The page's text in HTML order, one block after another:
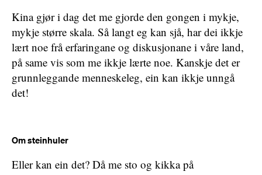
Kina gjør i dag det me gjorde den gongen i mykje,
mykje større skala. Så langt eg kan sjå, har dei ikkje
lært noe frå erfaringane og diskusjonane i våre land,
på same vis som me ikkje lærte noe. Kanskje det er
grunnleggande menneskeleg, ein kan ikkje unngå
det!
Om steinhuler
Eller kan ein det? Då me sto og kikka på